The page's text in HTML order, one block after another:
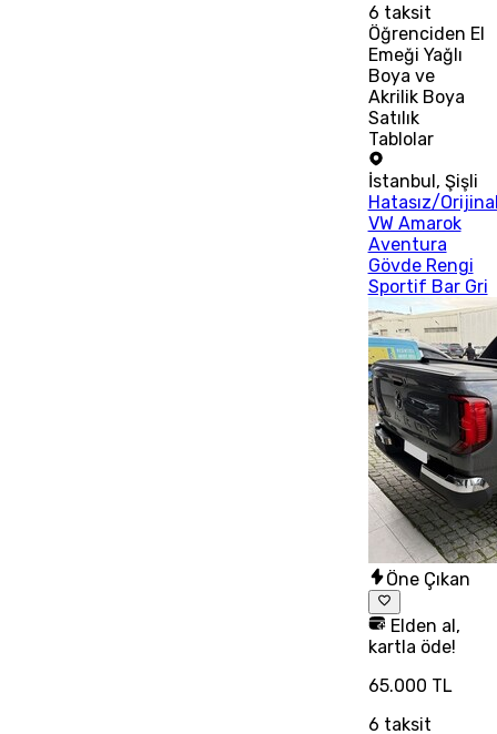
6 taksit
Öğrenciden El
Emeği Yağlı
Boya ve
Akrilik Boya
Satılık
Tablolar
İstanbul, Şişli
Hatasız/
VW Amarok
Aventura
Gövde Rengi
Sportif Bar Gri
Öne Çıkan
Elden al,
kartla öde!
65.000 TL
6 taksit